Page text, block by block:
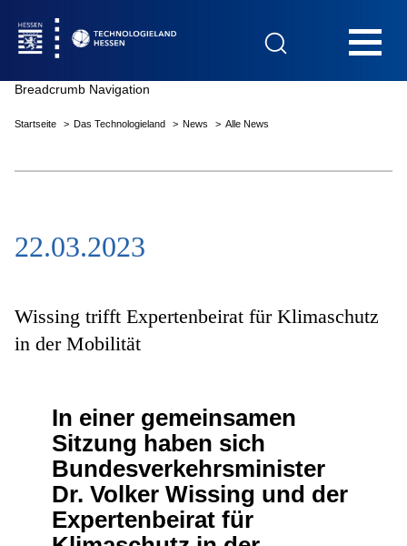
Das Technologieland
Innovationsfelder
Netzwerke
Breadcrumb Navigation
Startseite Das Technologieland News Alle News
22.03.2023
Wissing trifft Expertenbeirat für Klimaschutz
in der Mobilität
In einer gemeinsamen
Sitzung haben sich
Bundesverkehrsminister
Dr. Volker Wissing und der
Expertenbeirat für